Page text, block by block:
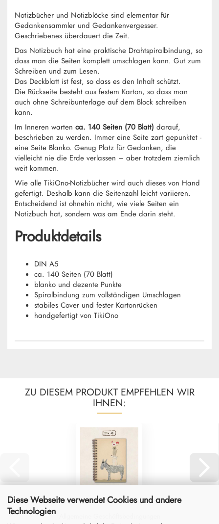
Diese Webseite verwendet Cookies und andere
Technologien
Notizbücher und Notizblöcke sind elementar für
Gedankensammler und Gedankenvergesser.
Geschriebenes überdauert die Zeit.
Das Notizbuch hat eine praktische Drahtspiralbindung, so
dass man die Seiten komplett umschlagen kann. Gut zum
Schreiben und zum Lesen.
Das Deckblatt ist fest, so dass es den Inhalt schützt.
Die Rückseite besteht aus festem Karton, so dass man
auch ohne Schreibunterlage auf dem Block schreiben
kann.
Im Inneren warten ca. 140 Seiten (70 Blatt) darauf,
beschrieben zu werden. Immer eine Seite zart gepunktet -
eine Seite Blanko. Genug Platz für Gedanken, die
vielleicht nie die Erde verlassen – aber trotzdem ziemlich
weit kommen.
Wie alle TikiOno-Notizbücher wird auch dieses von Hand
gefertigt. Deshalb kann die Seitenzahl leicht variieren.
Entscheidend ist ohnehin nicht, wie viele Seiten ein
Notizbuch hat, sondern was am Ende darin steht.
Produktdetails
DIN A5
ca. 140 Seiten (70 Blatt)
blanko und dezente Punkte
Spiralbindung zum vollständigen Umschlagen
stabiles Cover und fester Kartonrücken
handgefertigt von TikiOno
ZU DIESEM PRODUKT EMPFEHLEN WIR
IHNEN: